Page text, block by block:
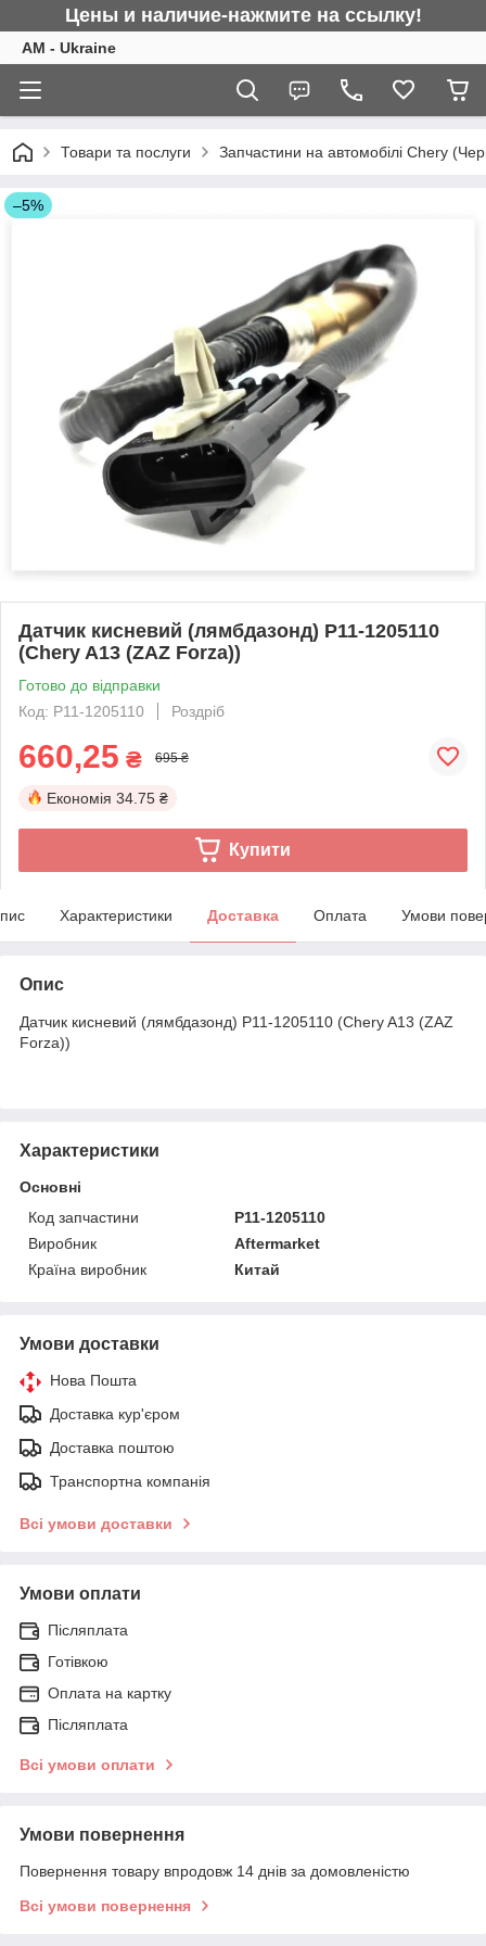
Цены и наличие-нажмите на ссылку!
AM - Ukraine
Товари та послуги Запчастини на автомобілі Chery
–5%
Датчик кисневий (лямбдазонд) P11-1205110
(Chery A13 (ZAZ Forza))
Готово до відправки
Код: P11-1205110
Роздріб
660,25 ₴ 695 ₴
Економія 34.75 ₴
Купити
Характеристики Доставка Оплата Умови
Опис
Датчик кисневий (лямбдазонд) P11-1205110 (Chery A13 (ZAZ
Forza))
Характеристики
Основні
Код запчастини
P11-1205110
Виробник
Aftermarket
Країна виробник
Китай
Умови доставки
Нова Пошта
Доставка кур'єром
Доставка поштою
Транспортна компанія
Всі умови доставки
Умови оплати
Післяплата
Готівкою
Оплата на картку
Післяплата
Всі умови оплати
Умови повернення
Повернення товару впродовж 14 днів за домовленістю
Всі умови повернення